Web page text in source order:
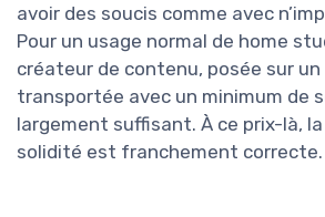
avoir des soucis comme avec
Pour un usage normal de home
créateur de contenu, posée sur un
transportée avec un minimum de
largement suffisant. À ce prix-là,
solidité est franchement correcte.